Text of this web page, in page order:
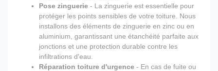
Pose zinguerie - La zinguerie est essentielle pour
protéger les points sensibles de votre toiture. Nous
installons des éléments de zinguerie en zinc ou en
aluminium, garantissant une étanchéité parfaite aux
jonctions et une protection durable contre les
infiltrations d'eau.
Réparation toiture d'urgence - En cas de fuite ou